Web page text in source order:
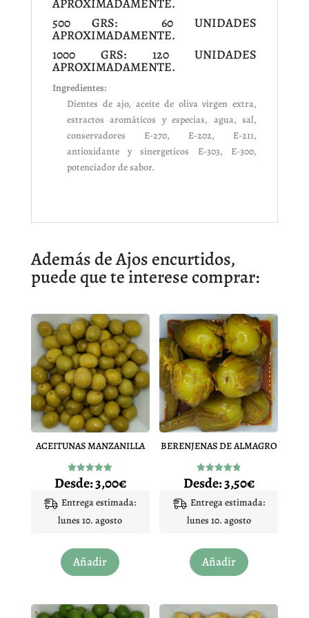
APROXIMADAMENTE.
500 GRS: 60 UNIDADES
APROXIMADAMENTE.
1000 GRS: 120 UNIDADES
APROXIMADAMENTE.
Ingredientes:
Dientes de ajo, aceite de oliva virgen extra,
estractos aromáticos y especias, agua, sal,
conservadores E-270, E-202, E-211,
antioxidante y sinergeticos E-303, E-300,
potenciador de sabor.
Además de Ajos encurtidos,
puede que te interese comprar:
ACEITUNAS MANZANILLA
Valorado
con
de 5
Desde:3,00€
Entrega estimada:
lunes 10. agosto
Añadir
producto
BERENJENAS DE ALMAGRO
Valorado
con
de 5
Desde:3,50€
Entrega estimada:
lunes 10. agosto
Añadir
producto